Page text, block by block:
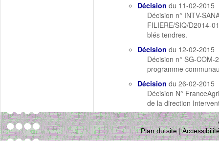
Décision du 11-02-2015
Décision n° INTV-
FILIERE/SIQ/D2014-
blés tendres.
Décision du 12-02-2015
Décision n° SG-COM-
programme
Décision du 26-02-2015
Décision N°
de la direction
Plan du site|